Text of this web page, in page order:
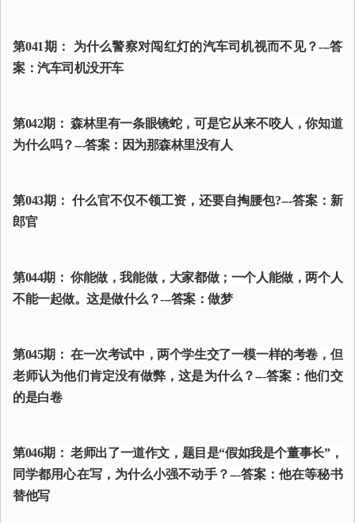
第041期： 为什么警察对闯红灯的汽车司机视而不见？---答
案：汽车司机没开车
第042期： 森林里有一条眼镜蛇，可是它从来不咬人，你知道
为什么吗？---答案：因为那森林里没有人
第043期： 什么官不仅不领工资，还要自掏腰包?---答案：新
郎官
第044期： 你能做，我能做，大家都做；一个人能做，两个人
不能一起做。这是做什么？---答案：做梦
第045期： 在一次考试中，两个学生交了一模一样的考卷，但
老师认为他们肯定没有做弊，这是为什么？---答案：他们交
的是白卷
第046期： 老师出了一道作文，题目是“假如我是个董事长”，
同学都用心在写，为什么小强不动手？---答案：他在等秘书
替他写